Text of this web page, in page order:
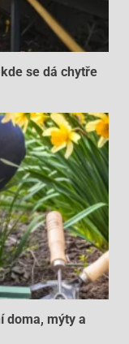
se dá chytře
doma, mýty a